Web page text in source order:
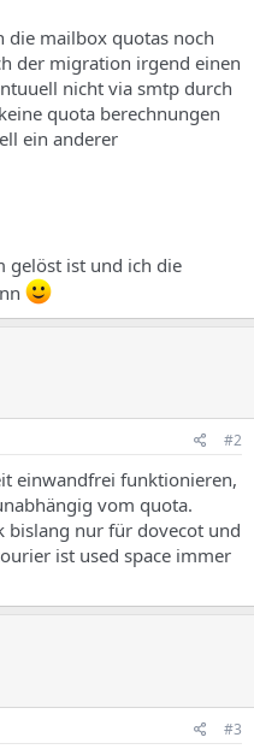
die mailbox quotas noch
der migration irgend einen
nicht via smtp durch
quota berechnungen
ein anderer
gelöst ist und ich die
#2
einwandfrei funktionieren,
vom quota.
bislang nur für dovecot und
ist used space immer
#3